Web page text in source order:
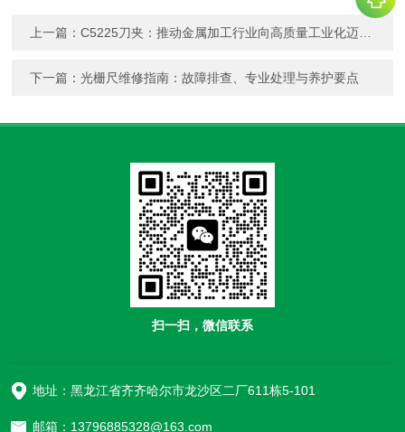
上一篇：C5225刀夹：推动金属加工行业向高质量工业化迈进的关键工具
下一篇：光栅尺维修指南：故障排查、专业处理与养护要点
扫一扫，微信联系
地址：黑龙江省齐齐哈尔市龙沙区二厂611栋5-101
邮箱：13796885328@163.com